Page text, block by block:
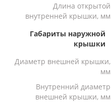
Длина открытой
внутренней крышки, мм
Габариты наружной
крышки
Диаметр внешней крышки,
мм
Внутренний диаметр
внешней крышки, мм